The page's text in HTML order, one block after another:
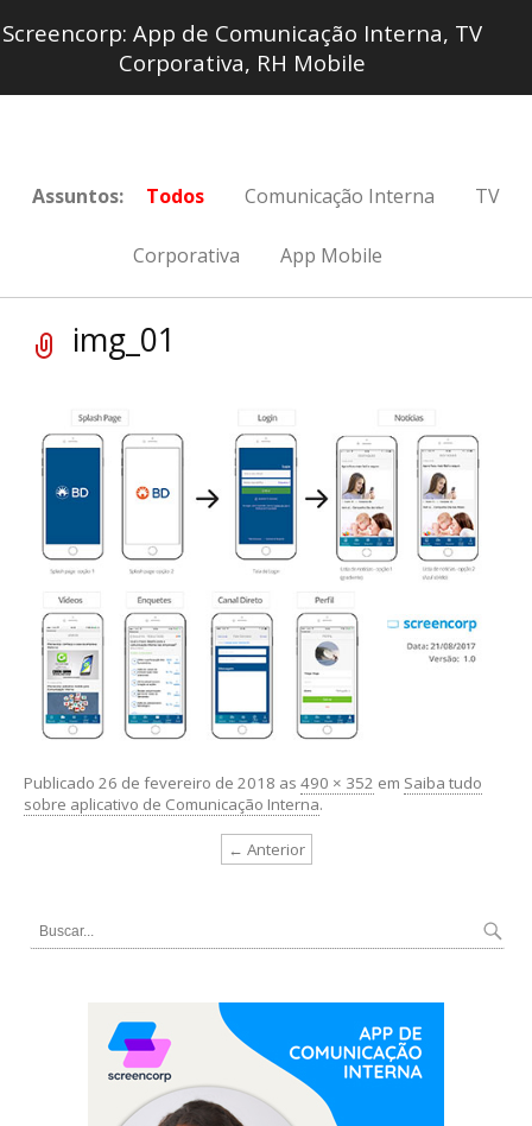
Screencorp: App de Comunicação Interna, TV
Corporativa, RH Mobile
Assuntos: Todos Comunicação Interna TV
Corporativa App Mobile
img_01
Publicado 26 de fevereiro de 2018 as 490 × 352 em Saiba tudo
sobre aplicativo de Comunicação Interna.
← Anterior